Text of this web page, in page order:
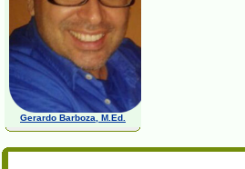
Gerardo Barboza, M.Ed.